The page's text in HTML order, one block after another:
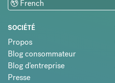
SOCIÉTÉ
Propos
Blog consommateur
Blog d'entreprise
Presse